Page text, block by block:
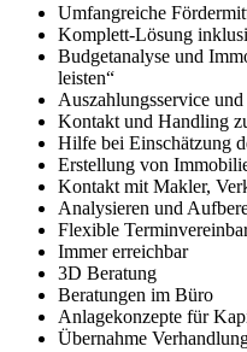
Umfangreiche
Komplett-Lösung
Budgetanalyse und
leisten“
Auszahlungsservice
Kontakt und Handling
Hilfe bei Einschätzung
Erstellung von
Kontakt mit Makler,
Analysieren und
Flexible
Immer erreichbar
3D Beratung
Beratungen im Büro
Anlagekonzepte für
Übernahme